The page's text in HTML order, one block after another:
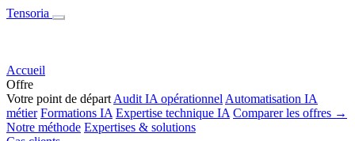
Tensoria
Accueil
Offre
Votre point de départ Audit IA opérationnel Automatisation IA
métier Formations IA Expertise technique IA Comparer les offres →
Notre méthode Expertises & solutions